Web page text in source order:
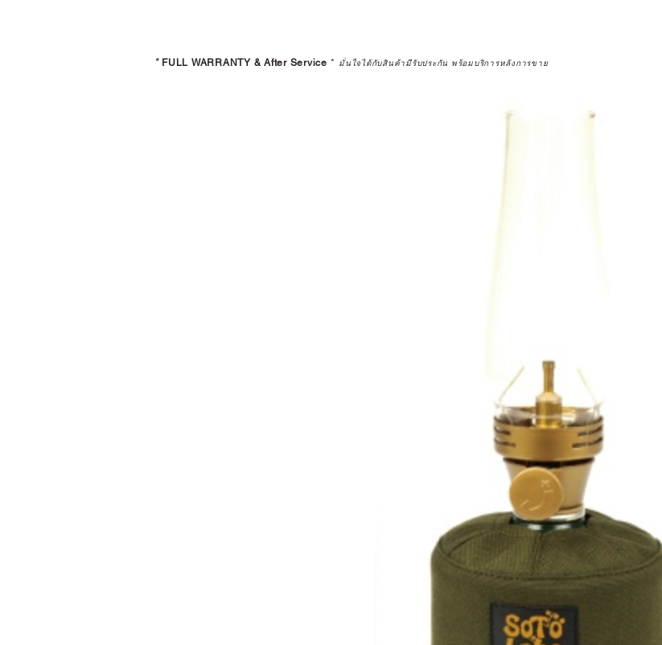
* FULL WARRANTY & After Service * มั่นใจได้กับสินค้ามีรับประกัน พร้อมบริการหลังการขาย